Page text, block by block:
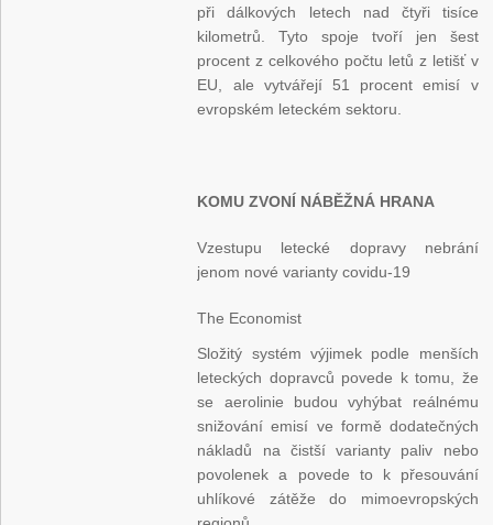
při dálkových letech nad čtyři tisíce
kilometrů. Tyto spoje tvoří jen šest
procent z celkového počtu letů z letišť v
EU, ale vytvářejí 51 procent emisí v
evropském leteckém sektoru.
KOMU ZVONÍ NÁBĚŽNÁ HRANA
Vzestupu letecké dopravy nebrání
jenom nové varianty covidu-19
The Economist
Složitý systém výjimek podle menších
leteckých dopravců povede k tomu, že
se aerolinie budou vyhýbat reálnému
snižování emisí ve formě dodatečných
nákladů na čistší varianty paliv nebo
povolenek a povede to k přesouvání
uhlíkové zátěže do mimoevropských